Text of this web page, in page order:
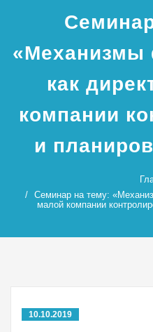
«Механизмы
как
компании
и
Cеминар на тему:
малой компании
10.10.2019